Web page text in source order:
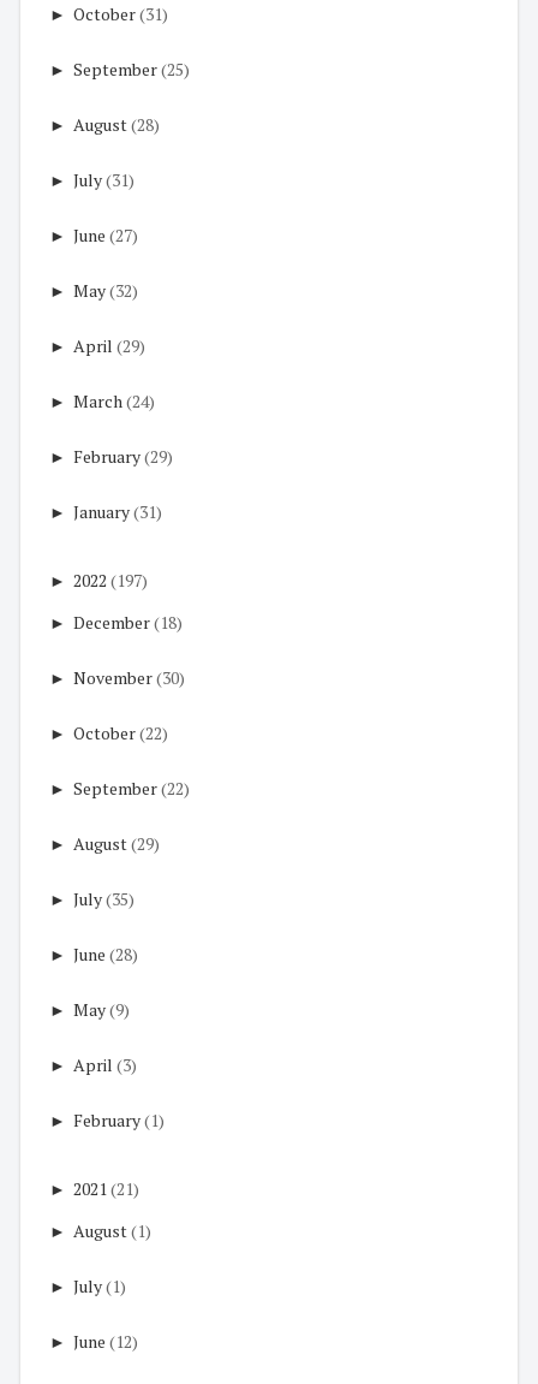
► October(31)
► September(25)
► August(28)
► July(31)
► June (27)
► May(32)
► April (29)
► March(24)
► February(29)
► January(31)
► 2022 (197)
► December(18)
► November(30)
► October(22)
► September(22)
► August(29)
► July(35)
► June (28)
► May(9)
► April (3)
► February(1)
► 2021 (21)
► August(1)
► July(1)
► June (12)